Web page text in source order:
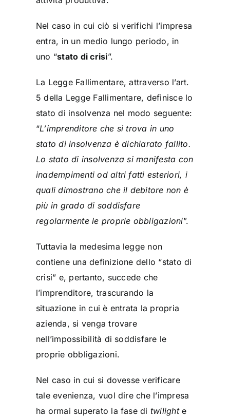
Nel caso in cui ciò si verifichi l’impresa
entra, in un medio lungo periodo, in
uno “stato di crisi”.
La Legge Fallimentare, attraverso l’art.
5 della Legge Fallimentare, definisce lo
stato di insolvenza nel modo seguente:
“L’imprenditore che si trova in uno
stato di insolvenza è dichiarato fallito.
Lo stato di insolvenza si manifesta con
inadempimenti od altri fatti esteriori, i
quali dimostrano che il debitore non è
più in grado di soddisfare
regolarmente le proprie obbligazioni”.
Tuttavia la medesima legge non
contiene una definizione dello “stato di
crisi” e, pertanto, succede che
l’imprenditore, trascurando la
situazione in cui è entrata la propria
azienda, si venga trovare
nell’impossibilità di soddisfare le
proprie obbligazioni.
Nel caso in cui si dovesse verificare
tale evenienza, vuol dire che l’impresa
ha ormai superato la fase di twilighte